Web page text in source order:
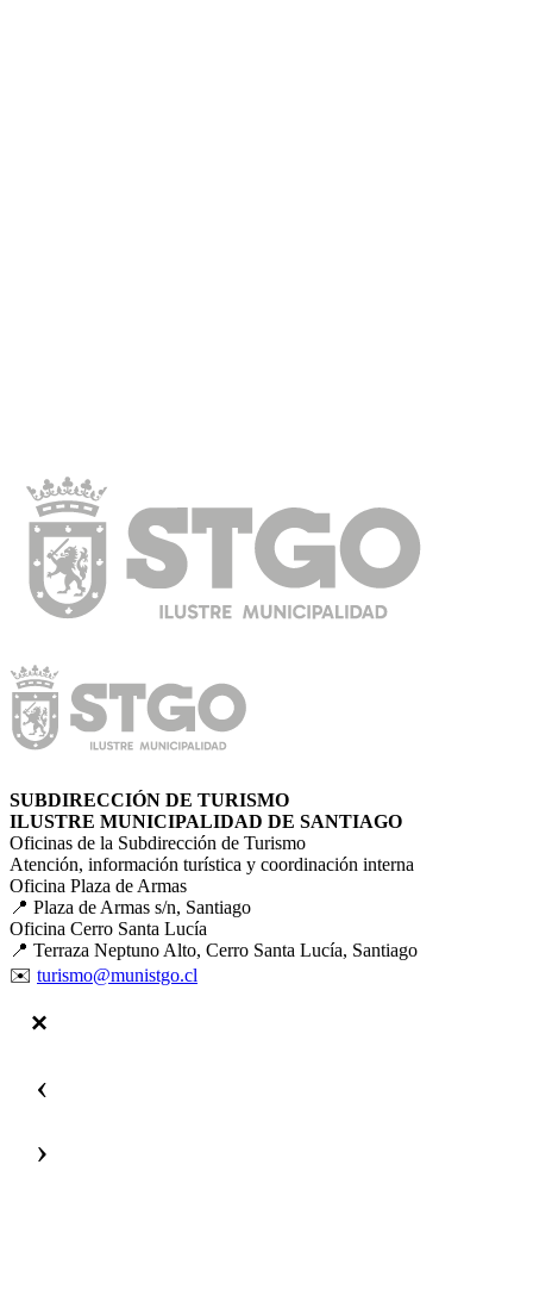
SUBDIRECCIÓN DE TURISMO
ILUSTRE MUNICIPALIDAD DE SANTIAGO
Oficinas de la Subdirección de Turismo
Atención, información turística y coordinación interna
Oficina Plaza de Armas
📍 Plaza de Armas s/n, Santiago
Oficina Cerro Santa Lucía
📍 Terraza Neptuno Alto, Cerro Santa Lucía, Santiago
✉️ turismo@munistgo.cl
‹
›